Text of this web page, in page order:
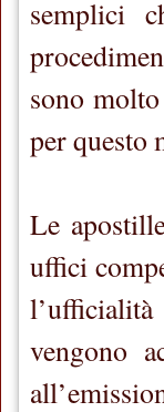
semplici
sono
per questo
Le
uffici
vengono